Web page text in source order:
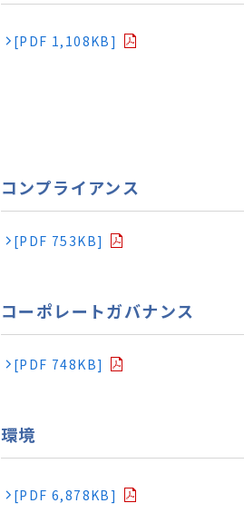
[PDF 1,108KB]
コンプライアンス
[PDF 753KB]
コーポレートガバナンス
[PDF 748KB]
環境
[PDF 6,878KB]